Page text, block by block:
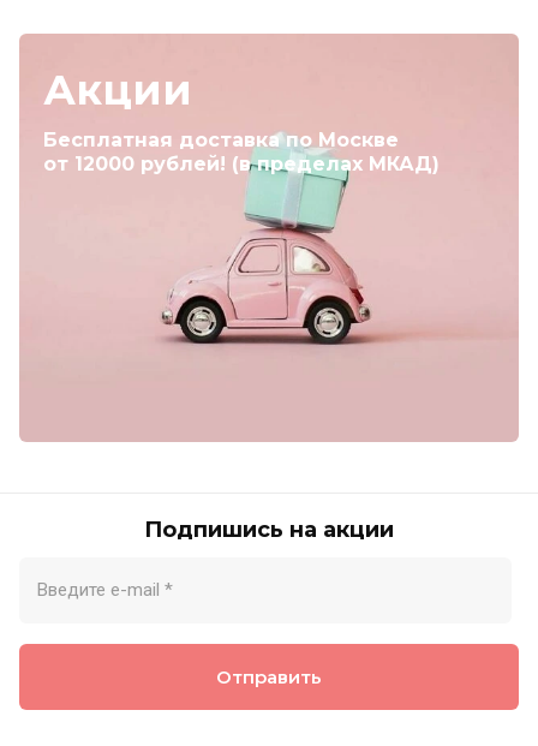
Акции
Бесплатная доставка по Москве
от 12000 рублей! (в пределах МКАД)
Подпишись на акции
Отправить